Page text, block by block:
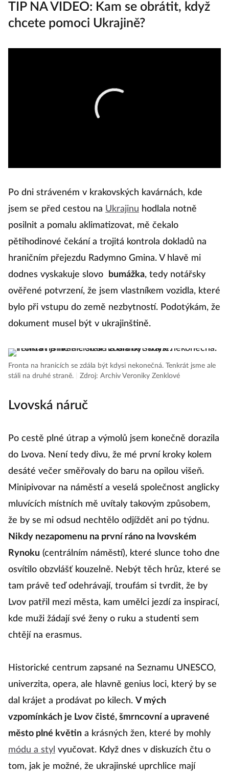
TIP NA VIDEO: Kam se obrátit, když
chcete pomoci Ukrajině?
Po dni stráveném v krakovských kavárnách, kde
jsem se před cestou na Ukrajinu hodlala notně
posilnit a pomalu aklimatizovat, mě čekalo
pětihodinové čekání a trojitá kontrola dokladů na
hraničním přejezdu Radymno Gmina. V hlavě mi
dodnes vyskakuje slovo
bumážka, tedy notářsky
ověřené potvrzení, že jsem vlastníkem vozidla, které
bylo při vstupu do země nezbytností. Podotýkám, že
dokument musel být v ukrajinštině.
Fronta na hranicích se zdála být kdysi nekonečná. Tenkrát jsme ale
stáli na druhé straně.
Zdroj: Archiv Veroniky Zenklové
Lvovská náruč
Po cestě plné útrap a výmolů jsem konečně dorazila
do Lvova. Není tedy divu, že mé první kroky kolem
desáté večer směřovaly do baru na opilou višeň.
Minipivovar na náměstí a veselá společnost anglicky
mluvících místních mě uvítaly takovým způsobem,
že by se mi odsud nechtělo odjíždět ani po týdnu.
Nikdy nezapomenu na první ráno na lvovském
Rynoku (centrálním náměstí), které slunce toho dne
osvítilo obzvlášť kouzelně. Nebýt těch hrůz, které se
tam právě teď odehrávají, troufám si tvrdit, že by
Lvov patřil mezi města, kam umělci jezdí za inspirací,
kde muži žádají své ženy o ruku a studenti sem
chtějí na erasmus.
Historické centrum zapsané na Seznamu UNESCO,
univerzita, opera, ale hlavně genius loci, který by se
dal krájet a prodávat po kilech. V mých
vzpomínkách je Lvov čisté, šmrncovní a upravené
město plné květin a krásných žen, které by mohly
módu a styl vyučovat. Když dnes v diskuzích čtu o
tom, jak je možné, že ukrajinské uprchlice mají